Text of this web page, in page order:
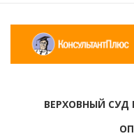
ВЕРХОВНЫЙ